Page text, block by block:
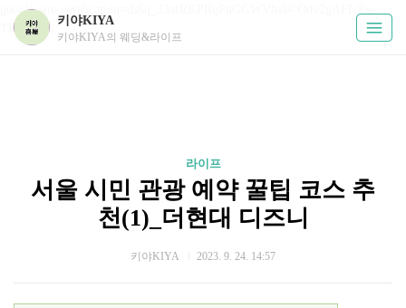
google-site-verification=ds6q_33afRKPRqPuGGWVhsW-Odv2gAFIcFe-
TKUPHos
키야KIYA
키야KIYA의 웨딩&라이프
라이프
서울 시민 관광 예약 꿀팁 코스 추
천(1)_더현대 디즈니
키야KIYA 2023. 9. 24. 14:57